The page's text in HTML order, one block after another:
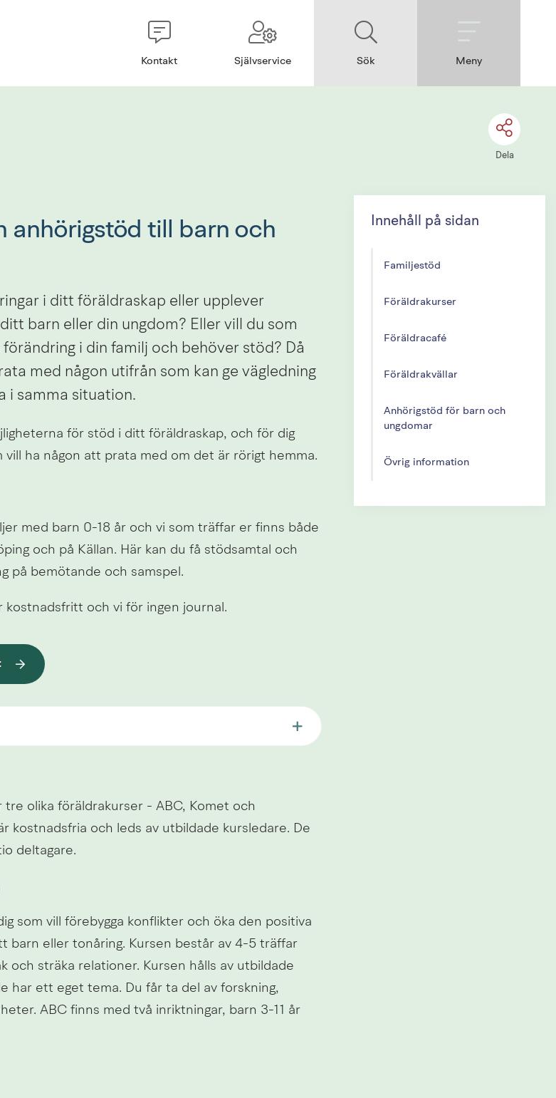
Kontakt Självservice Sök Meny
Dela
anhörigstöd till barn och
i ditt föräldraskap eller upplever
barn eller din ungdom? Eller vill du som
i din familj och behöver stöd? Då
med någon utifrån som kan ge vägledning
i samma situation.
för stöd i ditt föräldraskap, och för dig
vill ha någon att prata med om det är rörigt hemma.
med barn 0-18 år och vi som träffar er finns både
och på Källan. Här kan du få stödsamtal och
på bemötande och samspel.
kostnadsfritt och vi för ingen journal.
olika föräldrakurser - ABC, Komet och
kostnadsfria och leds av utbildade kursledare. De
deltagare.
som vill förebygga konflikter och öka den positiva
barn eller tonåring. Kursen består av 4-5 träffar
och sträka relationer. Kursen hålls av utbildade
har ett eget tema. Du får ta del av forskning,
ABC finns med två inriktningar, barn 3-11 år
Innehåll på sidan
Familjestöd
Föräldrakurser
Föräldracafé
Föräldrakvällar
Anhörigstöd för barn och
ungdomar
Övrig information